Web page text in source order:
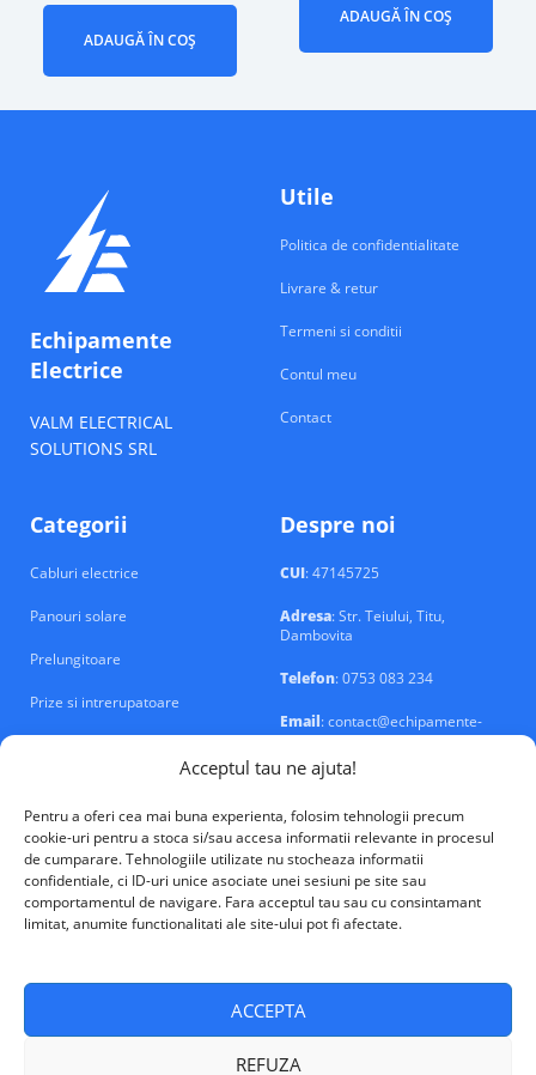
Acceptul tau ne ajuta!
Pentru a oferi cea mai buna experienta, folosim tehnologii precum
cookie-uri pentru a stoca si/sau accesa informatii relevante in procesul
de cumparare. Tehnologiile utilizate nu stocheaza informatii
confidentiale, ci ID-uri unice asociate unei sesiuni pe site sau
comportamentul de navigare. Fara acceptul tau sau cu consintamant
limitat, anumite functionalitati ale site-ului pot fi afectate.
ACCEPTA
REFUZA
ADAUGĂ ÎN COȘ
ADAUGĂ ÎN COȘ
Echipamente
Electrice
VALM ELECTRICAL
SOLUTIONS SRL
Utile
Politica de confidentialitate
Livrare & retur
Termeni si conditii
Contul meu
Contact
Categorii
Cabluri electrice
Panouri solare
Prelungitoare
Prize si intrerupatoare
Despre noi
CUI: 47145725
Adresa: Str. Teiului, Titu,
Dambovita
Telefon: 0753 083 234
Email: contact@echipamente-
electrice.ro
VALM Electrical Solutions © 2026